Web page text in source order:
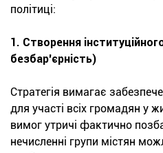
політиці:
1. Створення
безбар'єрність)
Стратегія вимагає
для участі всіх громадян у
вимог утричі фактично
нечисленні групи містян